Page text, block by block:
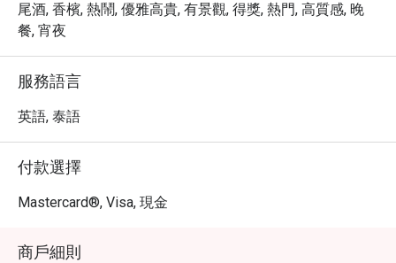
尾酒, 香檳, 熱鬧, 優雅高貴, 有景觀, 得獎, 熱門, 高質感, 晚
餐, 宵夜
服務語言
英語, 泰語
付款選擇
Mastercard®, Visa, 現金
商戶細則